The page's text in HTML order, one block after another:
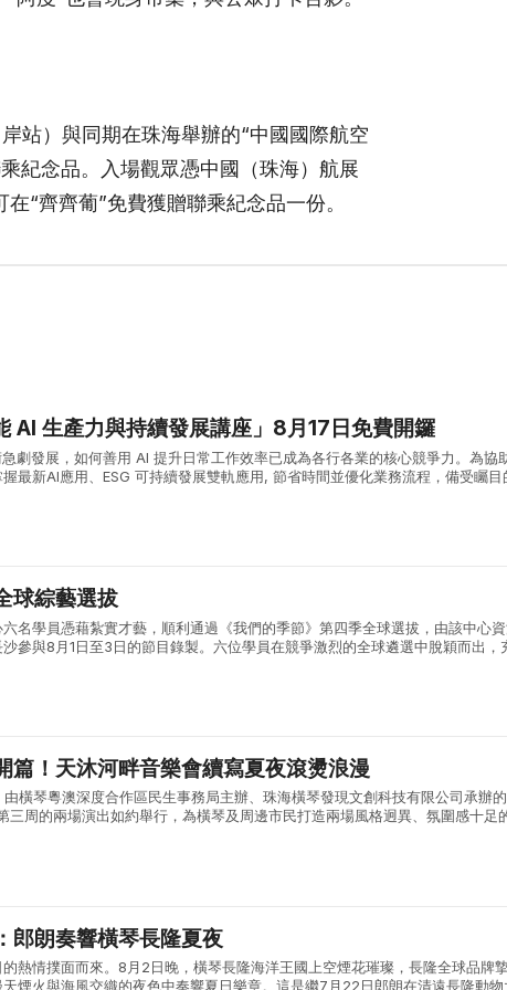
站）與同期在珠海舉辦的“中國國際航空
紀念品。入場觀眾憑中國（珠海）航展
“齊齊葡”免費獲贈聯乘紀念品一份。
AI 生產力與持續發展講座」8月17日免費開鑼
劇發展，如何善用 AI 提升日常工作效率已成為各行各業的核心競爭力。為協
最新AI應用、ESG 可持續發展雙軌應用, 節省時間並優化業務流程，備受矚目
球綜藝選拔
名學員憑藉紮實才藝，順利通過《我們的季節》第四季全球選拔，由該中心
參與8月1日至3日的節目錄製。六位學員在競爭激烈的全球遴選中脫穎而出，
篇！天沐河畔音樂會續寫夏夜滾燙浪漫
由橫琴粵澳深度合作區民生事務局主辦、珠海橫琴發現文創科技有限公司承辦
三周的兩場演出如約舉行，為橫琴及周邊市民打造兩場風格迥異、氛圍感十足
郎朗奏響橫琴長隆夏夜
熱情撲面而來。8月2日晚，橫琴長隆海洋王國上空煙花璀璨，長隆全球品牌摯
煙火與海風交織的夜色中奏響夏日樂章。這是繼7月22日郎朗在清遠長隆動物